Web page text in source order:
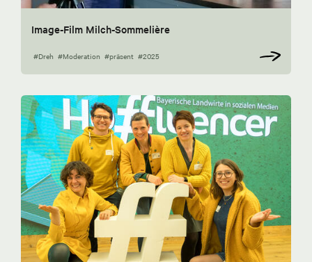
Image-Film Milch-Sommelière
#Dreh #Moderation #präsent #2025